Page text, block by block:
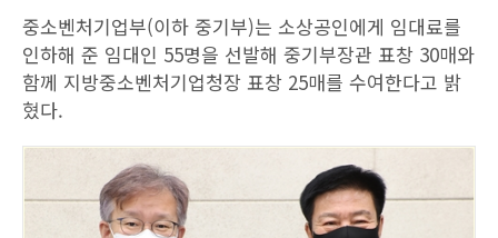
중소벤처기업부(이하 중기부)는 소상공인에게 임대료를
인하해 준 임대인 55명을 선발해 중기부장관 표창 30매와
함께 지방중소벤처기업청장 표창 25매를 수여한다고 밝
혔다.